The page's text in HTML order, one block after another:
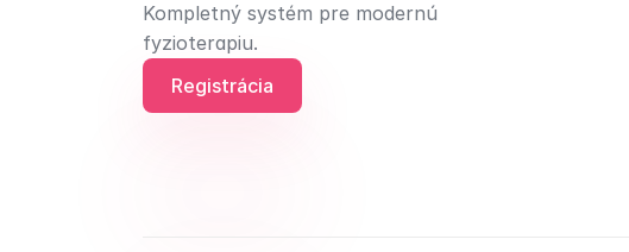
Kompletný systém pre modernú
fyzioterapiu.
Registrácia